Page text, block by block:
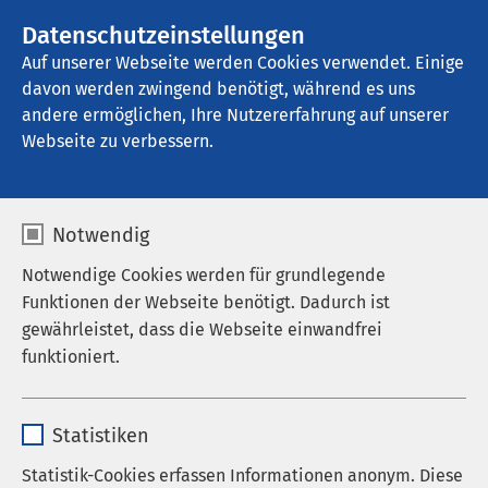
Datenschutzeinstellungen
Auf unserer Webseite werden Cookies verwendet. Einige
davon werden zwingend benötigt, während es uns
andere ermöglichen, Ihre Nutzererfahrung auf unserer
Webseite zu verbessern.
Notwendig
Notwendige Cookies werden für grundlegende
Funktionen der Webseite benötigt. Dadurch ist
gewährleistet, dass die Webseite einwandfrei
funktioniert.
Anbieter sgalinski
Statistiken
Statistik-Cookies erfassen Informationen anonym. Diese
AMEOS Klinikum Bernburg
Medizinische Zentren
und Dienste
EndoProthetikZentrum
Kopfzentrum